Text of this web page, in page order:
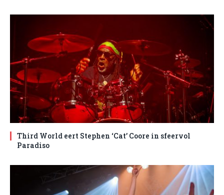
Third World eert Stephen ‘Cat’ Coore in sfeervol
Paradiso